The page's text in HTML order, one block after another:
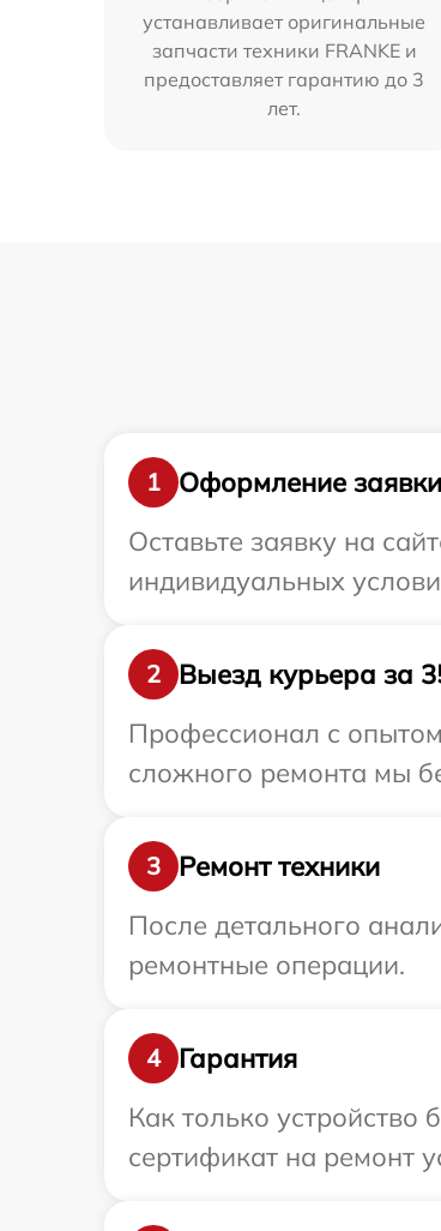
устанавливает оригинальные
запчасти техники FRANKE и
предоставляет гарантию до 3
лет.
1
Оформление заявки
Оставьте заявку на
индивидуальных
2
Выезд курьера за
Профессионал с
сложного ремонта мы
3
Ремонт техники
После детального
ремонтные операции.
4
Гарантия
Как только
сертификат на ремонт